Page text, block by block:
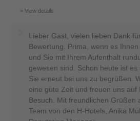
View details
Lieber Gast, vielen lieben Dank
Bewertung. Prima, wenn es
und Sie mit Ihrem Aufenthalt
gewesen sind. Schon heute ist es
Sie erneut bei uns zu begrüßen.
eine gute Zeit und freuen uns auf
Besuch. Mit freundlichen Grüßen
Team von den H-Hotels, Anika